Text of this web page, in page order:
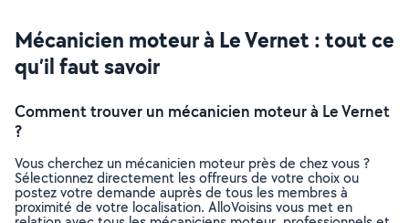
Mécanicien moteur à Le Vernet : tout ce
qu’il faut savoir
Comment trouver un mécanicien moteur à Le Vernet
?
Vous cherchez un mécanicien moteur près de chez vous ?
Sélectionnez directement les offreurs de votre choix ou
postez votre demande auprès de tous les membres à
proximité de votre localisation. AlloVoisins vous met en